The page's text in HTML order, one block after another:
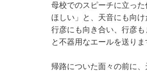
母校でのスピーチに立っ
ほしい」と、天音にも向
行彦にも向き合い、行彦
と不器用なエールを送りま
帰路についた面々の前に